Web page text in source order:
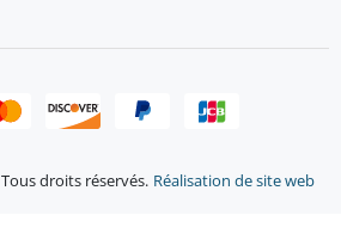
droits réservés. Réalisation de site web